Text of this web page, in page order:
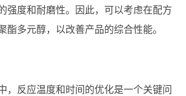
强度和耐磨性。因此，可以考虑在配方
酯多元醇，以改善产品的综合性能。
，反应温度和时间的优化是一个关键问